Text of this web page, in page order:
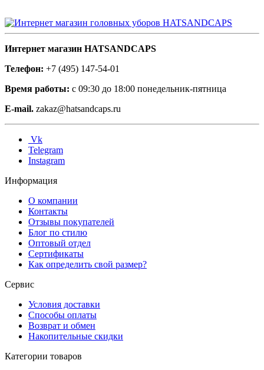
Интернет магазин HATSANDCAPS
Телефон: +7 (495) 147-54-01
Время работы: с 09:30 до 18:00 понедельник-пятница
E-mail. zakaz@hatsandcaps.ru
Vk
Telegram
Instagram
Информация
О компании
Контакты
Отзывы покупателей
Блог по стилю
Оптовый отдел
Сертификаты
Как определить свой размер?
Сервис
Условия доставки
Способы оплаты
Возврат и обмен
Накопительные скидки
Категории товаров